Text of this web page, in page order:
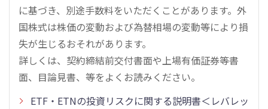
に基づき、別途手数料をいただくことがあります。外
国株式は株価の変動および為替相場の変動等により損
失が生じるおそれがあります。
詳しくは、契約締結前交付書面や上場有価証券等書
面、目論見書、等をよくお読みください。
ETF・ETNの投資リスクに関する説明書＜レバレッ